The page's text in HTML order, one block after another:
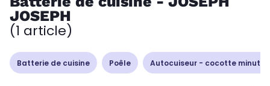
JOSEPH
(1 article)
Batterie de cuisine Poêle Autocuiseur - cocotte minute